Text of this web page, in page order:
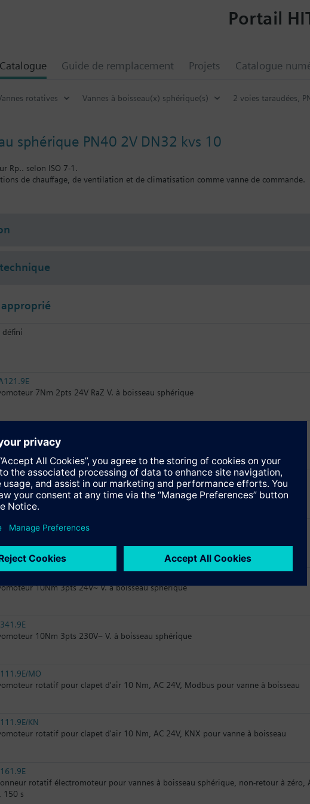
Catalogue Guide de remplacement Projets Catalogue
Portail
rotatives Vannes à boisseau(x) sphérique(s) 2 voies taraudées,
sphérique PN40 2V DN32 kvs 10
Rp.. selon ISO 7-1.
de chauffage, de ventilation et de climatisation comme vanne de commande.
défini
7Nm 2pts 24V RaZ V. à boisseau sphérique
7Nm 3pts 24V RaZ V. à boisseau sphérique
7Nm 0..10V- 24V RaZ V. b. sphér.
10Nm 3pts 24V~ V. à boisseau sphérique
10Nm 3pts 230V~ V. à boisseau sphérique
MO
rotatif pour clapet d'air 10 Nm, AC 24V, Modbus pour vanne à boisseau
KN
rotatif pour clapet d'air 10 Nm, AC 24V, KNX pour vanne à boisseau
rotatif électromoteur pour vannes à boisseau sphérique, non-retour à zéro,
150 s